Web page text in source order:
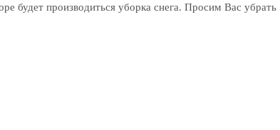
будет производиться уборка снега. Просим Вас убрать